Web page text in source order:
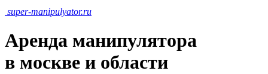
super-manipulyator.ru
Аренда манипулятора
в москве и области